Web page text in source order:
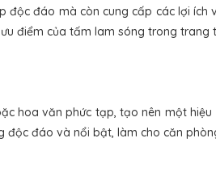
đáo mà còn cung cấp các lợi ích
điểm của tấm lam sóng trong trang
hoa văn phức tạp, tạo nên một
đáo và nổi bật, làm cho căn